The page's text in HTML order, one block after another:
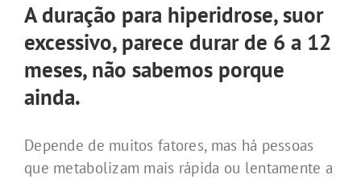
Aduração para hiperidrose, suor
excessivo, parece durar de 6 a 12
meses, não sabemos porque
ainda.
Depende de muitos fatores, mas há pessoas
que metabolizam mais rápida ou lentamente a